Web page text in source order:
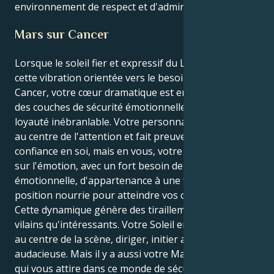
environnement de respect et d'admiration partagés.
Mars sur Cancer
Lorsque le soleil fier et expressif du Lion rencontre
cette vibration orientée vers le besoin avec Mars en
Cancer, votre cœur dramatique est enveloppé dans
des couches de sécurité émotionnelle profonde et de
loyauté inébranlable. Votre personnalité aime être
au centre de l'attention et fait preuve d'une grande
confiance en soi, mais en vous, votre cause est basée
sur l'émotion, avec un fort besoin de stabilité
émotionnelle, d'appartenance à une famille et d'une
position nourrie pour atteindre vos objectifs.
Cette dynamique génère des tiraillements aussi
vilains qu'intéressants. Votre Soleil en Lion veut être
au centre de la scène, diriger, initier avec une force
audacieuse. Mais il y a aussi votre Mars en Cancer,
qui vous attire dans ce monde de sécurité